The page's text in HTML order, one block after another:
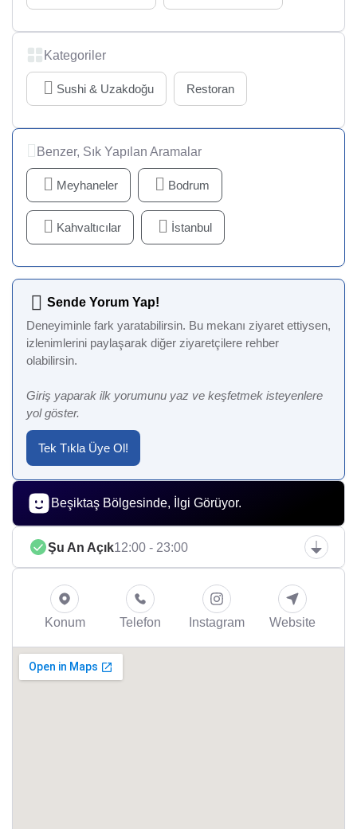
Kategoriler
Sushi & Uzakdoğu Restoran
Benzer, Sık Yapılan Aramalar
Meyhaneler Bodrum
Kahvaltıcılar İstanbul
Sende Yorum Yap!
Deneyiminle fark yaratabilirsin. Bu mekanı ziyaret ettiysen,
izlenimlerini paylaşarak diğer ziyaretçilere rehber
olabilirsin.
Giriş yaparak ilk yorumunu yaz ve keşfetmek isteyenlere
yol göster.
Tek Tıkla Üye Ol!
Beşiktaş Bölgesinde, İlgi Görüyor.
Şu An Açık12:00 - 23:00
Konum Telefon Instagram Website